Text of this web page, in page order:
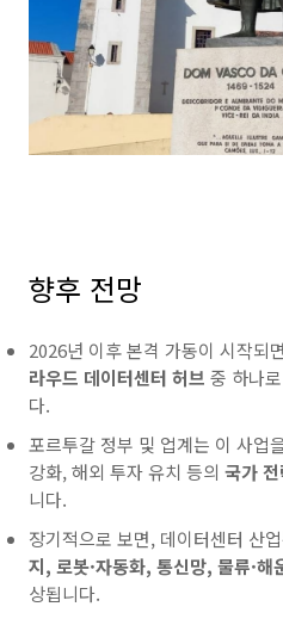
향후 전망
2026년 이후 본격 가동이 시작되
라우드 데이터센터 허브 중 하나
다.
포르투갈 정부 및 업계는 이 사업
강화, 해외 투자 유치 등의 국가
니다.
장기적으로 보면, 데이터센터 산
지, 로봇·자동화, 통신망, 물류·해
상됩니다.